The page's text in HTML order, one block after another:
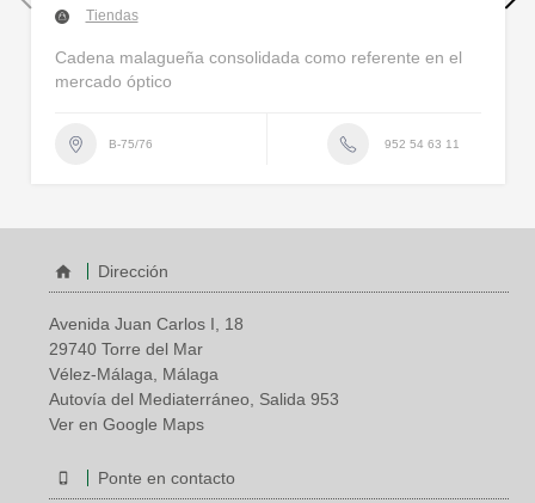
Tiendas
Cadena malagueña consolidada como referente en el
mercado óptico
B-75/76 952 54 63 11
Dirección
Avenida Juan Carlos I, 18
29740 Torre del Mar
Vélez-Málaga, Málaga
Autovía del Mediaterráneo, Salida 953
Ver en Google Maps
Ponte en contacto